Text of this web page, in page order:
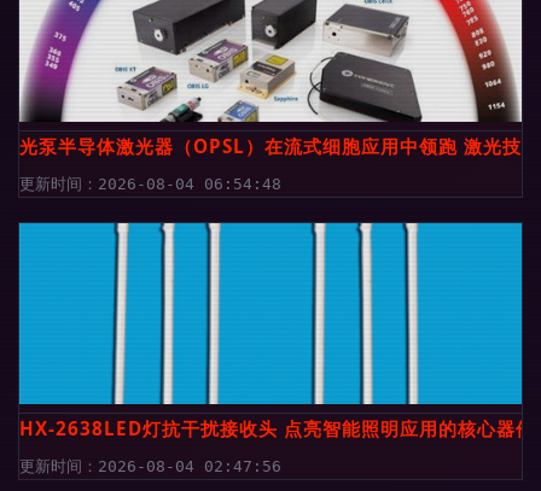
光泵半导体激光器（OPSL）在流式细胞应用中领跑 激光技
更新时间：2026-08-04 06:54:48
HX-2638LED灯抗干扰接收头 点亮智能照明应用的核心器件
更新时间：2026-08-04 02:47:56